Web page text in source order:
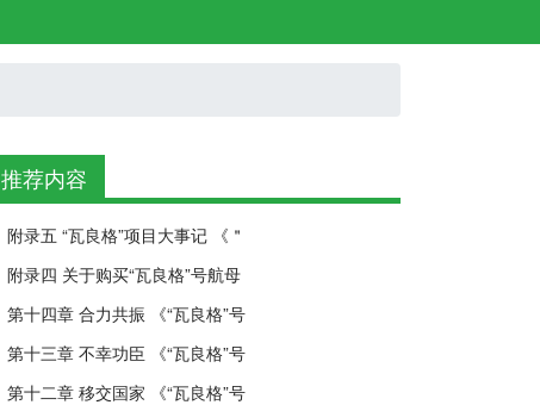
推荐内容
附录五 “瓦良格”项目大事记 《＂
附录四 关于购买“瓦良格”号航母
第十四章 合力共振 《“瓦良格”号
第十三章 不幸功臣 《“瓦良格”号
第十二章 移交国家 《“瓦良格”号